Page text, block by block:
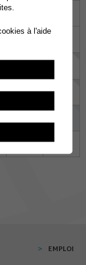
22
05
EMPLOI
à l'aide